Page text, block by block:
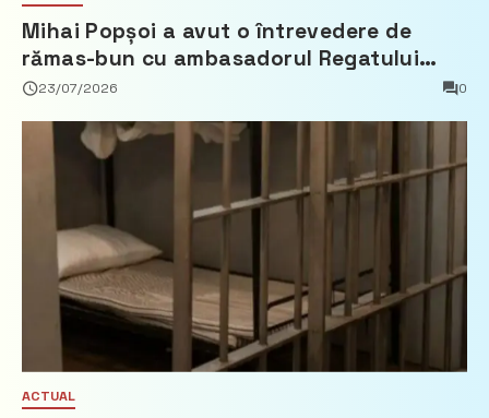
Mihai Popșoi a avut o întrevedere de
rămas-bun cu ambasadorul Regatului
Țărilor de Jos, Fred Duijn
23/07/2026 0
ACTUAL